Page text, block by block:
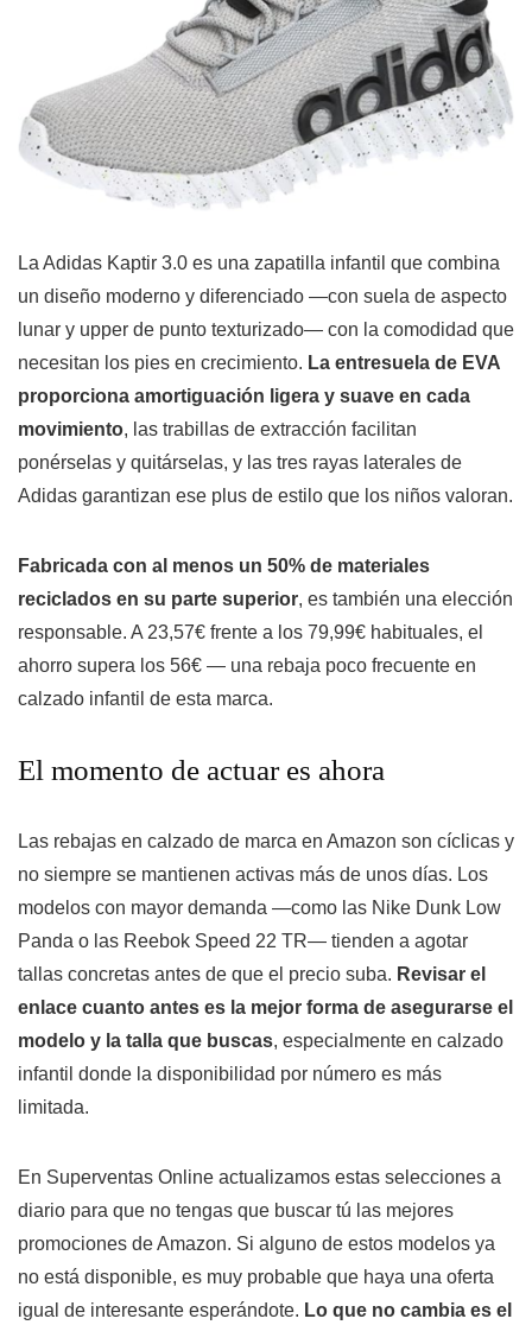
La Adidas Kaptir 3.0 es una zapatilla infantil que combina
un diseño moderno y diferenciado —con suela de aspecto
lunar y upper de punto texturizado— con la comodidad que
necesitan los pies en crecimiento. La entresuela de EVA
proporciona amortiguación ligera y suave en cada
movimiento, las trabillas de extracción facilitan
ponérselas y quitárselas, y las tres rayas laterales de
Adidas garantizan ese plus de estilo que los niños valoran.
Fabricada con al menos un 50% de materiales
reciclados en su parte superior, es también una elección
responsable. A 23,57€ frente a los 79,99€ habituales, el
ahorro supera los 56€ — una rebaja poco frecuente en
calzado infantil de esta marca.
El momento de actuar es ahora
Las rebajas en calzado de marca en Amazon son cíclicas y
no siempre se mantienen activas más de unos días. Los
modelos con mayor demanda —como las Nike Dunk Low
Panda o las Reebok Speed 22 TR— tienden a agotar
tallas concretas antes de que el precio suba. Revisar el
enlace cuanto antes es la mejor forma de asegurarse el
modelo y la talla que buscas, especialmente en calzado
infantil donde la disponibilidad por número es más
limitada.
En Superventas Online actualizamos estas selecciones a
diario para que no tengas que buscar tú las mejores
promociones de Amazon. Si alguno de estos modelos ya
no está disponible, es muy probable que haya una oferta
igual de interesante esperándote. Lo que no cambia es el